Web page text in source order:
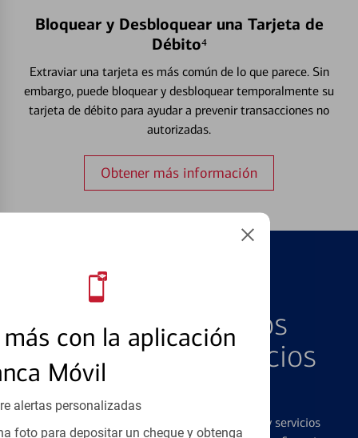
con la aplicación
Móvil
alertas personalizadas
foto para depositar un cheque y obtenga
Bloquear y Desbloquear una Tarjeta de
Débito⁴
Extraviar una tarjeta es más común de lo que parece. Sin
embargo, puede bloquear y desbloquear temporalmente su
tarjeta de débito para ayudar a prevenir transacciones no
autorizadas.
Obtener más información
Explore Nuestros
Productos y Servicios
Destacados
Ofrecemos una amplia gama de productos y servicios